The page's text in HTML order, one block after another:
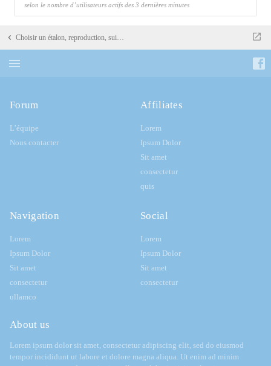
selon le nombre d’utilisateurs actifs des 3 dernières minutes
Choisir un étalon, reproduction, suivre les lignées, discussions élevage
Forum
L’équipe
Nous contacter
Affiliates
Lorem
Ipsum Dolor
Sit amet
consectetur
quis
Navigation
Lorem
Ipsum Dolor
Sit amet
consectetur
ullamco
Social
Lorem
Ipsum Dolor
Sit amet
consectetur
About us
Lorem ipsum dolor sit amet, consectetur adipiscing elit, sed do eiusmod
tempor incididunt ut labore et dolore magna aliqua. Ut enim ad minim